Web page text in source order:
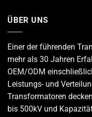
ÜBER UNS
Einer der führenden
mehr als 30 Jahren
OEM/ODM
Leistungs- und
Transformatoren
bis 500kV und